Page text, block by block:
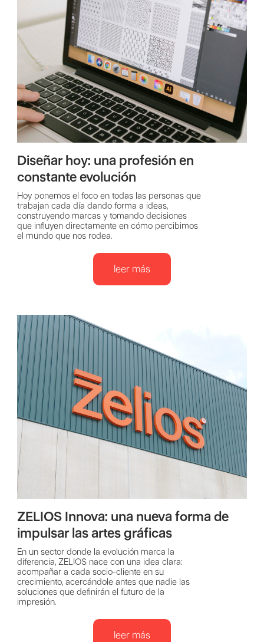
Diseñar hoy: una profesión en
constante evolución
Hoy ponemos el foco en todas las personas que
trabajan cada día dando forma a ideas,
construyendo marcas y tomando decisiones
que influyen directamente en cómo percibimos
el mundo que nos rodea.
leer más
ZELIOS Innova: una nueva forma de
impulsar las artes gráficas
En un sector donde la evolución marca la
diferencia, ZELIOS nace con una idea clara:
acompañar a cada socio-cliente en su
crecimiento, acercándole antes que nadie las
soluciones que definirán el futuro de la
impresión.
leer más